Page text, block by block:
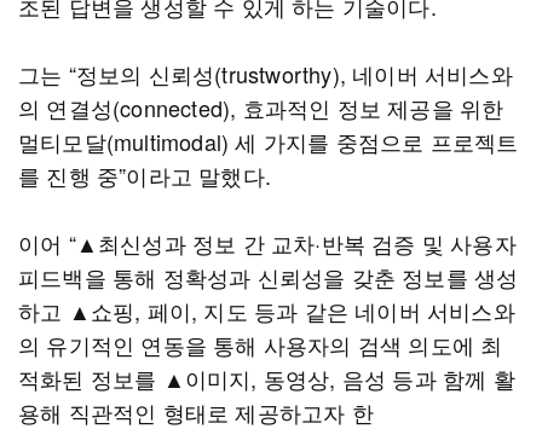
그는 “정보의 신뢰성(trustworthy), 네이버 서비스와
의 연결성(connected), 효과적인 정보 제공을 위한
멀티모달(multimodal) 세 가지를 중점으로 프로젝트
를 진행 중”이라고 말했다.
이어 “▲최신성과 정보 간 교차·반복 검증 및 사용자
피드백을 통해 정확성과 신뢰성을 갖춘 정보를 생성
하고 ▲쇼핑, 페이, 지도 등과 같은 네이버 서비스와
의 유기적인 연동을 통해 사용자의 검색 의도에 최
적화된 정보를 ▲이미지, 동영상, 음성 등과 함께 활
용해 직관적인 형태로 제공하고자 한